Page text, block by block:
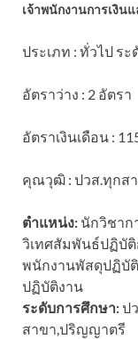
เจ้าพนักงานการเงิ
ประเภท : ทั่วไป ร
อัตราว่าง : 2 อัตรา
อัตราเงินเดือน :
คุณวุฒิ : ปวส.ทุกส
ตำแหน่ง: นักวิชาก
วิเทศสัมพันธ์ปฏิบัติ
พนักงานพัสดุปฏิบั
ปฏิบัติงาน
ระดับการศึกษา:ป
สาขา,ปริญญาตรี